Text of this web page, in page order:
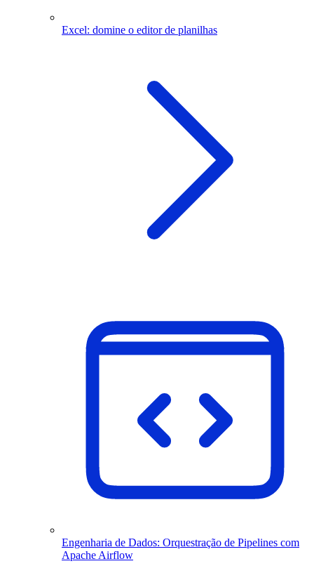
Excel: domine o editor de planilhas
Engenharia de Dados: Orquestração de Pipelines com
Apache Airflow